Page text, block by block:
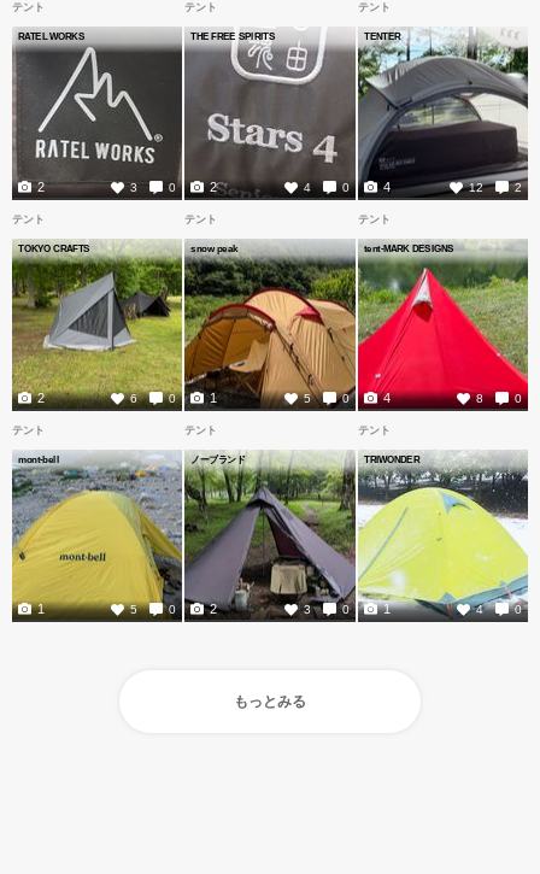
テント
RATEL WORKS
3 0
2
テント
THE FREE SPIRITS
4 0
2
テント
TENTER
12 2
4
テント
TOKYO CRAFTS
6 0
2
テント
snow peak
5 0
1
テント
tent-MARK DESIGNS
8 0
4
テント
mont-bell
5 0
1
テント
ノーブランド
3 0
2
テント
TRIWONDER
4 0
1
もっとみる